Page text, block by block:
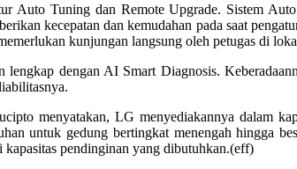
Tuning dan Remote Upgrade. Sistem
kecepatan dan kemudahan pada saat
kunjungan langsung oleh petugas di
dengan AI Smart Diagnosis.
menyatakan, LG menyediakannya dalam
untuk gedung bertingkat menengah hingga
kapasitas pendinginan yang dibutuhkan.(eff)